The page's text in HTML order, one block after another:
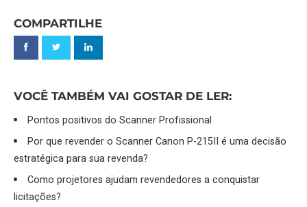
COMPARTILHE
VOCÊ TAMBÉM VAI GOSTAR DE LER:
Pontos positivos do Scanner Profissional
Por que revender o Scanner Canon P-215II é uma decisão
estratégica para sua revenda?
Como projetores ajudam revendedores a conquistar
licitações?